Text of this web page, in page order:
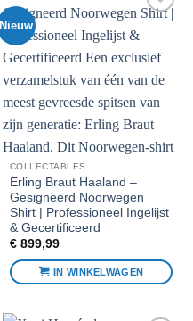
Nieuw
aan
COLLECTABLES
Erling Braut Haaland –
Gesigneerd Noorwegen
Shirt | Professioneel Ingelijst
& Gecertificeerd
€899,99
IN WINKELWAGEN